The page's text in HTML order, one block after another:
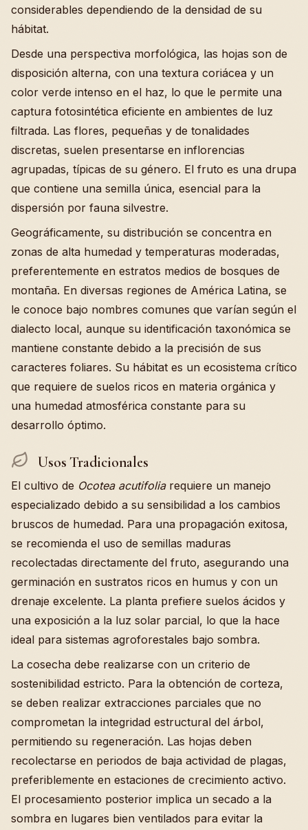
considerables dependiendo de la densidad de su
hábitat.
Desde una perspectiva morfológica, las hojas son de
disposición alterna, con una textura coriácea y un
color verde intenso en el haz, lo que le permite una
captura fotosintética eficiente en ambientes de luz
filtrada. Las flores, pequeñas y de tonalidades
discretas, suelen presentarse en inflorencias
agrupadas, típicas de su género. El fruto es una drupa
que contiene una semilla única, esencial para la
dispersión por fauna silvestre.
Geográficamente, su distribución se concentra en
zonas de alta humedad y temperaturas moderadas,
preferentemente en estratos medios de bosques de
montaña. En diversas regiones de América Latina, se
le conoce bajo nombres comunes que varían según el
dialecto local, aunque su identificación taxonómica se
mantiene constante debido a la precisión de sus
caracteres foliares. Su hábitat es un ecosistema crítico
que requiere de suelos ricos en materia orgánica y
una humedad atmosférica constante para su
desarrollo óptimo.
Usos Tradicionales
El cultivo de Ocotea acutifoliarequiere un manejo
especializado debido a su sensibilidad a los cambios
bruscos de humedad. Para una propagación exitosa,
se recomienda el uso de semillas maduras
recolectadas directamente del fruto, asegurando una
germinación en sustratos ricos en humus y con un
drenaje excelente. La planta prefiere suelos ácidos y
una exposición a la luz solar parcial, lo que la hace
ideal para sistemas agroforestales bajo sombra.
La cosecha debe realizarse con un criterio de
sostenibilidad estricto. Para la obtención de corteza,
se deben realizar extracciones parciales que no
comprometan la integridad estructural del árbol,
permitiendo su regeneración. Las hojas deben
recolectarse en periodos de baja actividad de plagas,
preferiblemente en estaciones de crecimiento activo.
El procesamiento posterior implica un secado a la
sombra en lugares bien ventilados para evitar la